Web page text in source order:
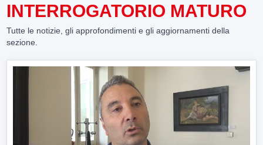
INTERROGATORIO MATURO
Tutte le notizie, gli approfondimenti e gli aggiornamenti della
sezione.